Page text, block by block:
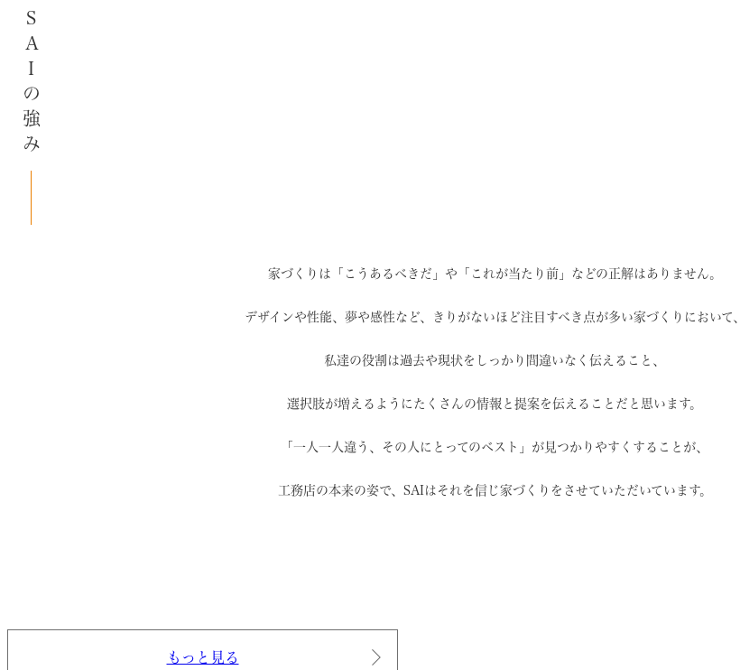
SAIの強み
家づくりは「こうあるべきだ」や 「これが当たり前」などの正解はありません。
デザインや性能、夢や感性など、 きりがないほど注目すべき点が多い家づくりにおいて、
私達の役割は過去や現状を しっかり間違いなく伝えること、
選択肢が増えるように たくさんの情報と提案を伝えることだと思います。
「一人一人違う、その人にとってのベスト」 が見つかりやすくすることが、
工務店の本来の姿で、 SAIはそれを信じ家づくりをさせていただいています。
もっと見る